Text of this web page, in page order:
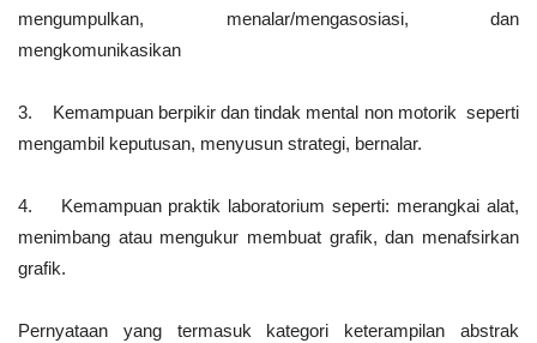
mengumpulkan, menalar/mengasosiasi, dan
mengkomunikasikan
3. Kemampuan berpikir dan tindak mental non motorik seperti
mengambil keputusan, menyusun strategi, bernalar.
4. Kemampuan praktik laboratorium seperti: merangkai alat,
menimbang atau mengukur membuat grafik, dan menafsirkan
grafik.
Pernyataan yang termasuk kategori keterampilan abstrak